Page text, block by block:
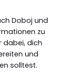
Doboj und
zu
dabei, dich
und
solltest.